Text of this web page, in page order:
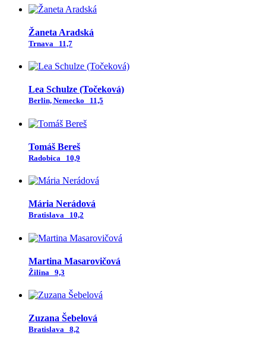
Žaneta Aradská
Trnava 11,7
Lea Schulze (Točeková)
Berlin, Nemecko 11,5
Tomáš Bereš
Radobica 10,9
Mária Nerádová
Bratislava 10,2
Martina Masarovičová
Žilina 9,3
Zuzana Šebelová
Bratislava 8,2